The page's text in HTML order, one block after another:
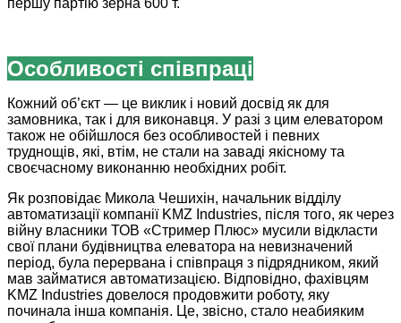
першу партію зерна 600 т.
Особливості співпраці
Кожний об’єкт — це виклик і новий досвід як для
замовника, так і для виконавця. У разі з цим елеватором
також не обійшлося без особливостей і певних
труднощів, які, втім, не стали на заваді якісному та
своєчасному виконанню необхідних робіт.
Як розповідає Микола Чешихін, начальник відділу
автоматизації компанії KMZ Industries, після того, як через
війну власники ТОВ «Стример Плюс» мусили відкласти
свої плани будівництва елеватора на невизначений
період, була перервана і співпраця з підрядником, який
мав займатися автоматизацією. Відповідно, фахівцям
KMZ Industries довелося продовжити роботу, яку
починала інша компанія. Це, звісно, стало неабияким